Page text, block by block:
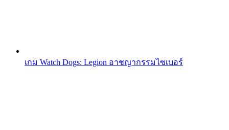
เกม Watch Dogs: Legion อาชญากรรมไซเบอร์